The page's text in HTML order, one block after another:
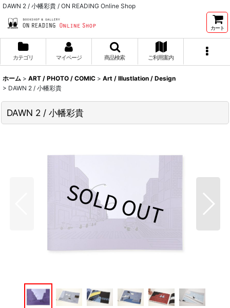
DAWN 2 / 小幡彩貴 / ON READING Online Shop
カート
カテゴリ マイページ 商品検索 ご利用案内
ホーム > ART / PHOTO / COMIC > Art / Illustlation / Design
> DAWN 2 / 小幡彩貴
DAWN 2 / 小幡彩貴